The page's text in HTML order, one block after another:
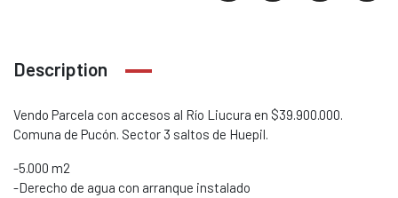
Description
Vendo Parcela con accesos al Río Liucura en $39.900.000.
Comuna de Pucón. Sector 3 saltos de Huepil.
-5.000 m2
-Derecho de agua con arranque instalado